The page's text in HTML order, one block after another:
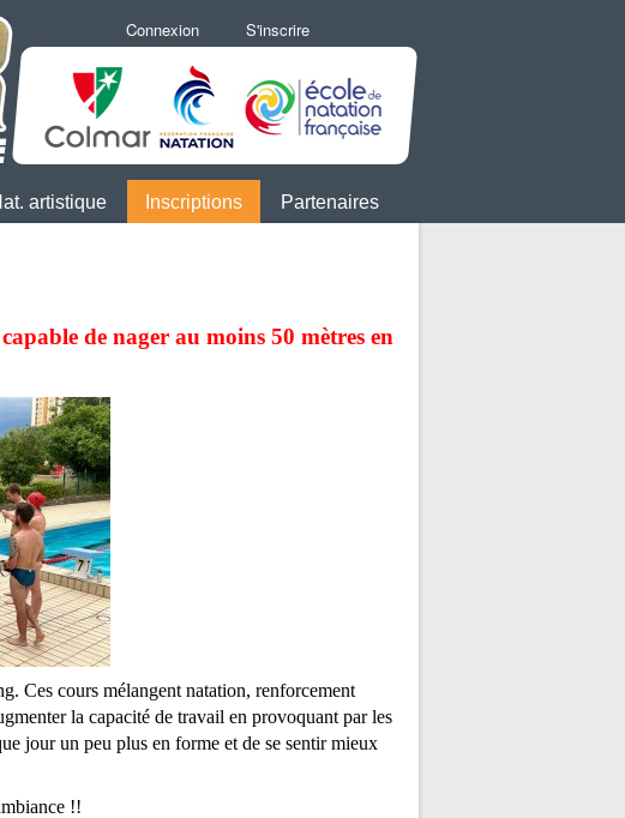
Connexion S'inscrire
artistique Inscriptions Partenaires
de nager au moins 50 mètres en
Ces cours mélangent natation, renforcement
la capacité de travail en provoquant par les
jour un peu plus en forme et de se sentir mieux
!!